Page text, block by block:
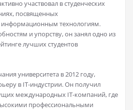
участвовал в студенческих
посвященных
технологиям.
и упорству, он занял одно из
лучших студентов
университета в 2012 году,
в IT-индустрии. Он получил
международных IT-компаний, где
профессиональными